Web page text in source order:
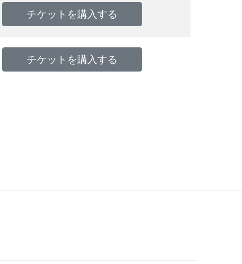
チケットを購入する
チケットを購入する